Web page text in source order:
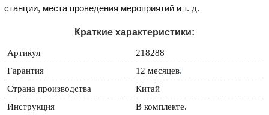
станции, места проведения мероприятий и т. д.
Краткие характеристики:
Артикул
218288
Гарантия
12 месяцев.
Страна производства
Китай
Инструкция
В комплекте.